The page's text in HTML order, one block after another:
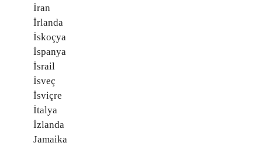
İran
İrlanda
İskoçya
İspanya
İsrail
İsveç
İsviçre
İtalya
İzlanda
Jamaika